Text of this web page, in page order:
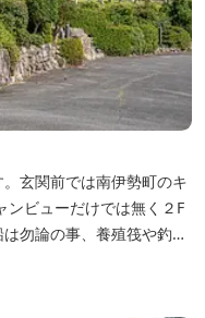
玄関前では南伊勢町のキ
ンビューだけでは無く２F
勿論の事、養殖筏や釣り
お部屋【大島】からは太
さん達の船の光がみえ対